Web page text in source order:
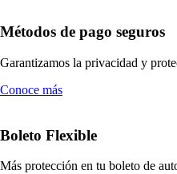
Métodos de pago seguros
Garantizamos la privacidad y
Conoce más
Boleto Flexible
Más protección en tu boleto de